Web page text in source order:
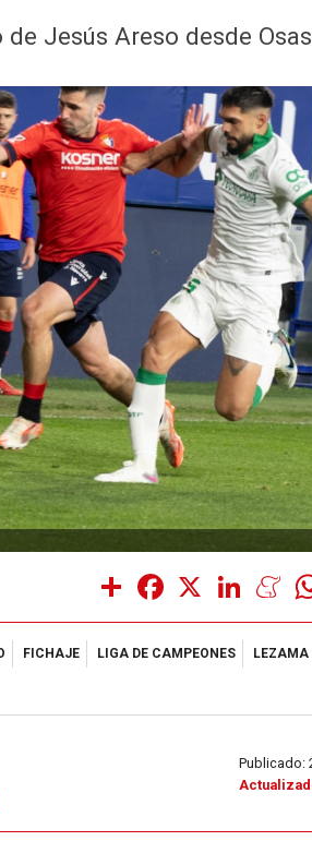
Jesús Areso desde
Share Facebook LinkedIn
FICHAJE LIGA DE CAMPEONES
LEZAMA
Publicado: